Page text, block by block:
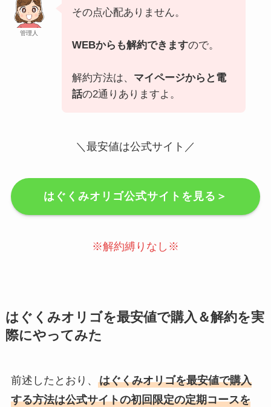
管理人
その点心配ありません。
WEBからも解約できますので。
解約方法は、 マイページからと電
話の2通りありますよ。
＼最安値は公式サイト／
はぐくみオリゴ公式サイトを見る＞
※解約縛りなし※
はぐくみオリゴを最安値で購入＆解約を実
際にやってみた
前述したとおり、 はぐくみオリゴを最安値で購入
する方法は公式サイトの初回限定の定期コースを